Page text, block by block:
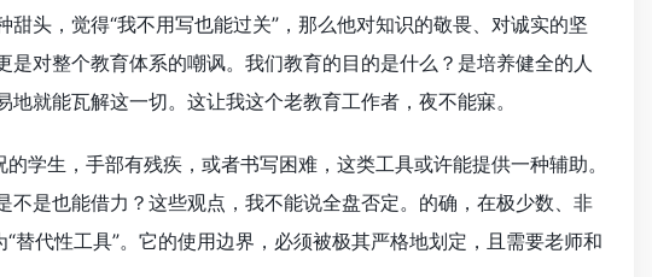
头，觉得“我不用写也能过关”，那么他对知识的敬畏、对诚实的坚
对整个教育体系的嘲讽。我们教育的目的是什么？是培养健全的人
就能瓦解这一切。这让我这个老教育工作者，夜不能寐。
学生，手部有残疾，或者书写困难，这类工具或许能提供一种辅助。
是也能借力？这些观点，我不能说全盘否定。的确，在极少数、非
替代性工具”。它的使用边界，必须被极其严格地划定，且需要老师和